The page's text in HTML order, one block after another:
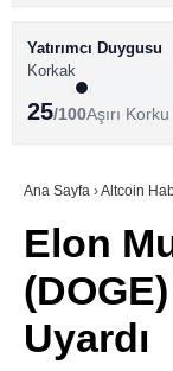
BİTCOİN
ALTCOİN
SÖZLÜK
Yatırımcı Duygusu
Korkak
25/100Aşırı Korku
Ana Sayfa ›Altcoin
Elon
(DOGE)
Uyardı